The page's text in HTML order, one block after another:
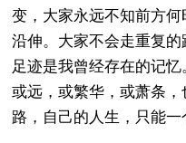
变，大家永远不知前方
沿伸。大家不会走重复
足迹是我曾经存在的记
或远，或繁华，或萧条
路，自己的人生，只能一